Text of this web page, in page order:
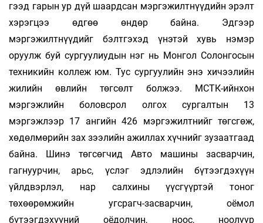
гээд гарын ур дүй шаардсан мэргэжилтнүүдийн эрэлт
хэрэгцээ өдгөө өндөр байна. Эдгээр
мэргэжилтнүүдийг бэлтгэхэд үнэтэй хувь нэмэр
оруулж буй сургуулиудын нэг нь Монгол Солонгосын
техникийн коллеж юм. Тус сургуулийн энэ хичээлийн
жилийн өвлийн төгсөлт болжээ. МСТК-ийнхон
мэргэжлийн боловсрол олгох сургалтын 13
мэргэжлээр 17 ангийн 426 мэргэжилтнийг төгсгөж,
хөдөлмөрийн зах зээлийн ажиллах хүчнийг зузаатгаад
байна. Шинэ төгсөгчид Авто машины засварчин,
гагнуурчин, арьс, үслэг эдлэлийн бүтээгдэхүүн
үйлдвэрлэл, нар салхины үүсгүүртэй тоног
төхөөрөмжийн угсрагч-засварчин, оёмол
бүтээгдэхүүний оёдолчин, ноос, ноолуур